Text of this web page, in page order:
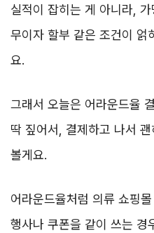
실적이 잡히는 게 아니라,
무이자 할부 같은 조건이 얽
요.
그래서 오늘은 어라운드율
딱 짚어서, 결제하고 나서
볼게요.
어라운드율처럼 의류 쇼핑
행사나 쿠폰을 같이 쓰는 경